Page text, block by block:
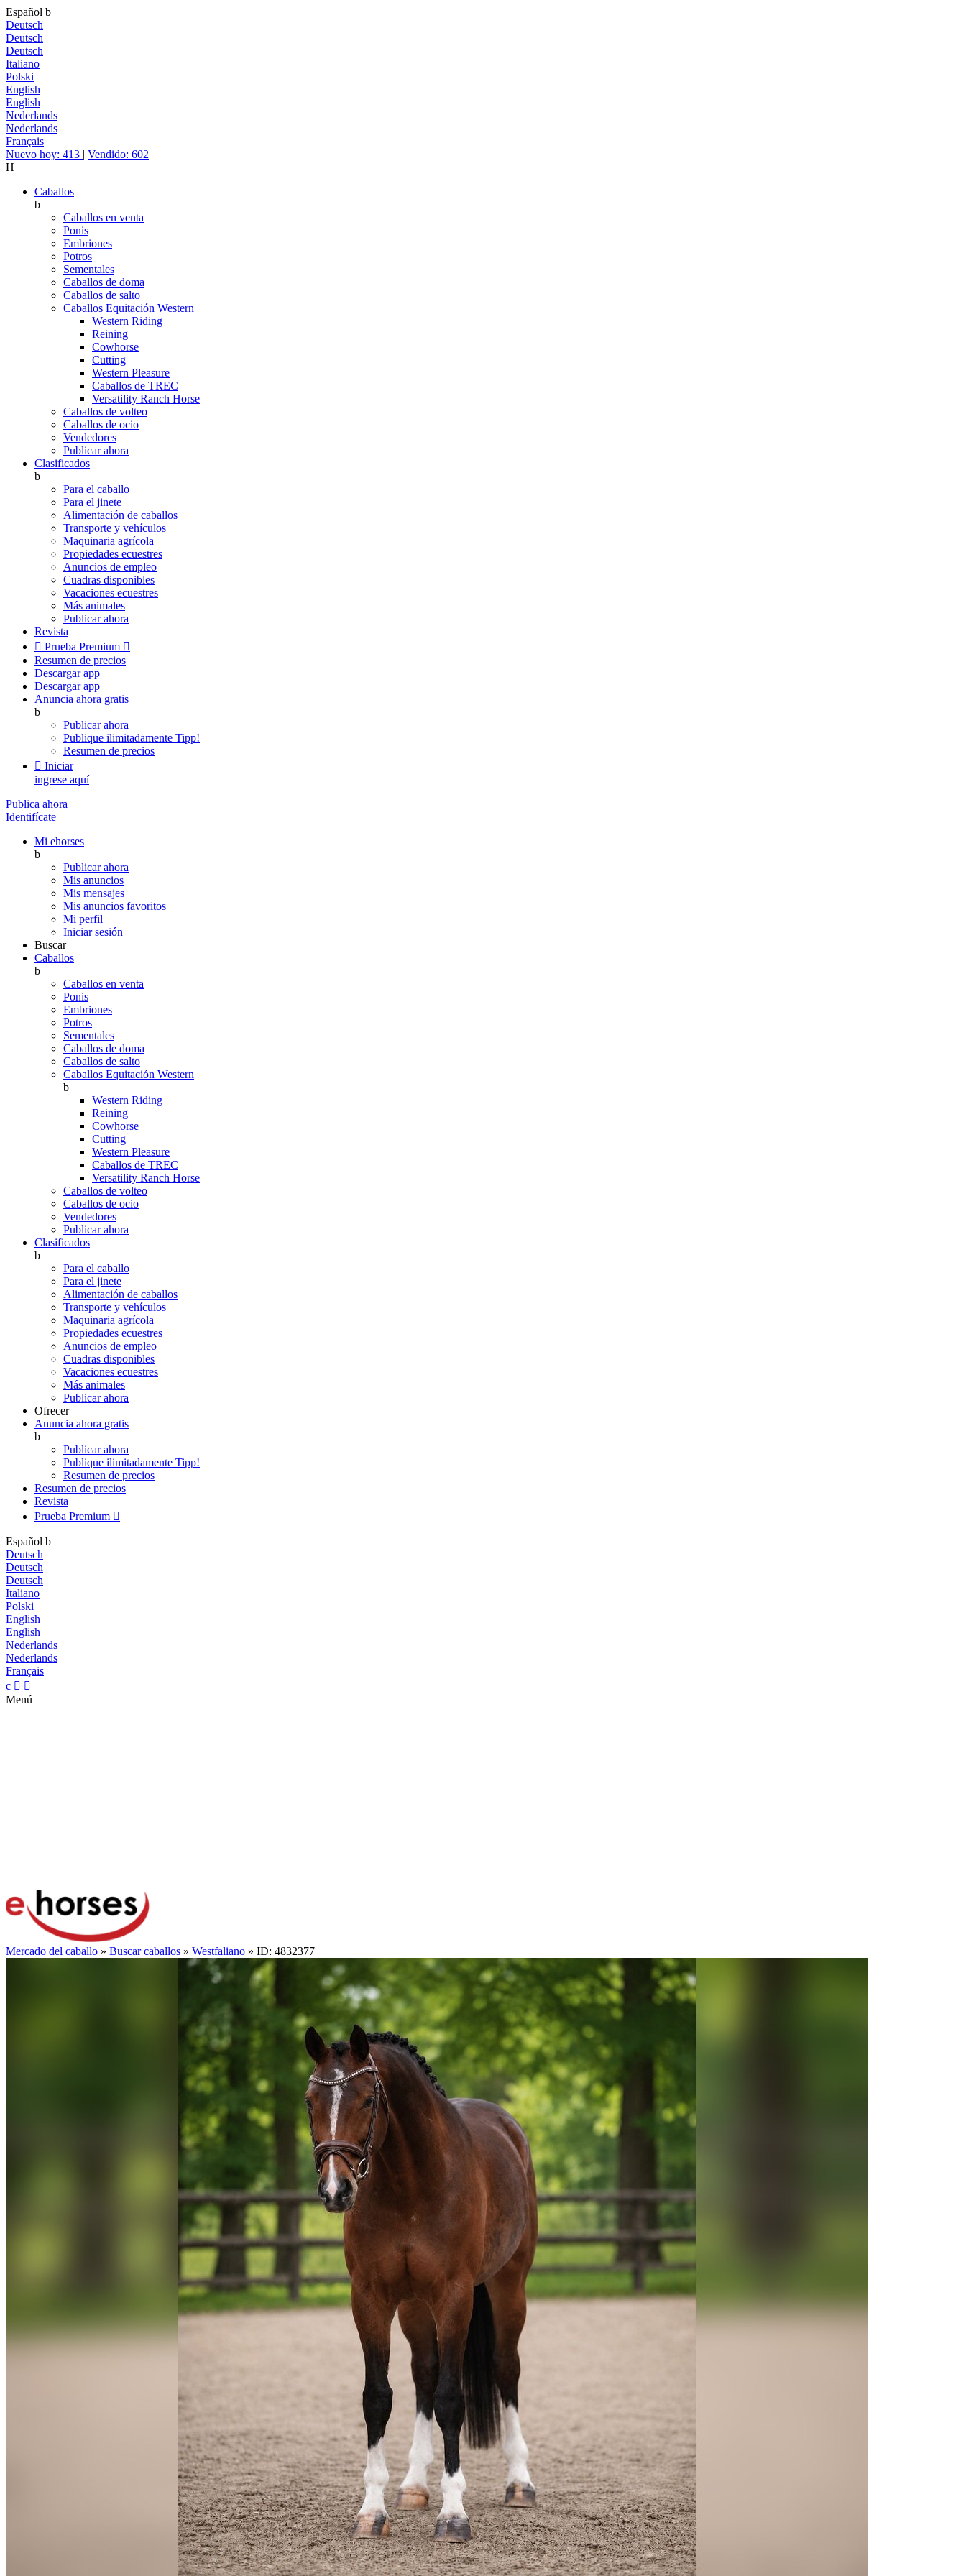
Español b
Deutsch
Deutsch
Deutsch
Italiano
Polski
English
English
Nederlands
Nederlands
Français
Nuevo hoy: 413 | Vendido: 602
H
Caballos
b
Caballos en venta
Ponis
Embriones
Potros
Sementales
Caballos de doma
Caballos de salto
Caballos Equitación Western
Western Riding
Reining
Cowhorse
Cutting
Western Pleasure
Caballos de TREC
Versatility Ranch Horse
Caballos de volteo
Caballos de ocio
Vendedores
Publicar ahora
Clasificados
b
Para el caballo
Para el jinete
Alimentación de caballos
Transporte y vehículos
Maquinaria agrícola
Propiedades ecuestres
Anuncios de empleo
Cuadras disponibles
Vacaciones ecuestres
Más animales
Publicar ahora
Revista
 Prueba Premium 
Resumen de precios
Descargar app
Descargar app
Anuncia ahora gratis
b
Publicar ahora
Publique ilimitadamente Tipp!
Resumen de precios
 Iniciar
ingrese aquí
Publica ahora
Identifícate
Mi ehorses
b
Publicar ahora
Mis anuncios
Mis mensajes
Mis anuncios favoritos
Mi perfil
Iniciar sesión
Buscar
Caballos
b
Caballos en venta
Ponis
Embriones
Potros
Sementales
Caballos de doma
Caballos de salto
Caballos Equitación Western
b
Western Riding
Reining
Cowhorse
Cutting
Western Pleasure
Caballos de TREC
Versatility Ranch Horse
Caballos de volteo
Caballos de ocio
Vendedores
Publicar ahora
Clasificados
b
Para el caballo
Para el jinete
Alimentación de caballos
Transporte y vehículos
Maquinaria agrícola
Propiedades ecuestres
Anuncios de empleo
Cuadras disponibles
Vacaciones ecuestres
Más animales
Publicar ahora
Ofrecer
Anuncia ahora gratis
b
Publicar ahora
Publique ilimitadamente Tipp!
Resumen de precios
Resumen de precios
Revista
Prueba Premium 
Español b
Deutsch
Deutsch
Deutsch
Italiano
Polski
English
English
Nederlands
Nederlands
Français
c  
Menú
Mercado del caballo » Buscar caballos » Westfaliano » ID: 4832377